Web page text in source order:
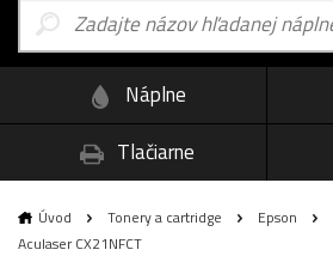
Náplne
Tlačiarne
Úvod Tonery a cartridge Epson
Aculaser CX21NFCT